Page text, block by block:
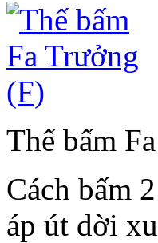
Thế bấm
Cách bấm
áp út dời